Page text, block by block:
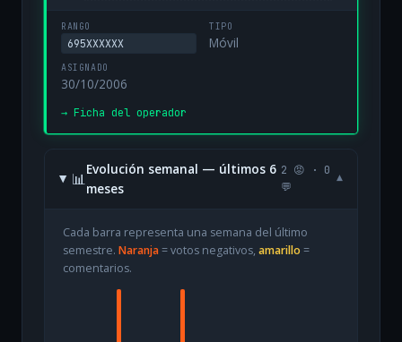
RANGO
695XXXXXX
TIPO
Móvil
ASIGNADO
30/10/2006
→ Ficha del operador
📊
Evolución semanal — últimos 6
meses
2 😡 · 0
💬
▾
Cada barra representa una semana del último
semestre. Naranja= votos negativos, amarillo =
comentarios.